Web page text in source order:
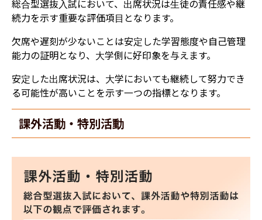
総合型選抜入試において、出席状況は生徒の責任感や継
続力を示す重要な評価項目となります。
欠席や遅刻が少ないことは安定した学習態度や自己管理
能力の証明となり、大学側に好印象を与えます。
安定した出席状況は、大学においても継続して努力でき
る可能性が高いことを示す一つの指標となります。
課外活動・特別活動